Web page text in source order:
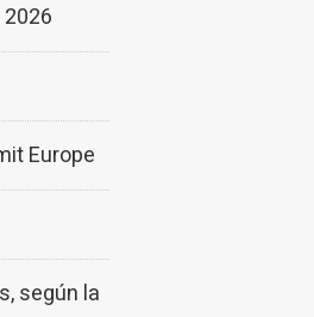
Europe
según la